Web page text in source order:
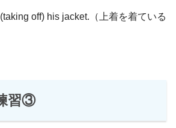
off) his jacket.（上着を着ている
習③